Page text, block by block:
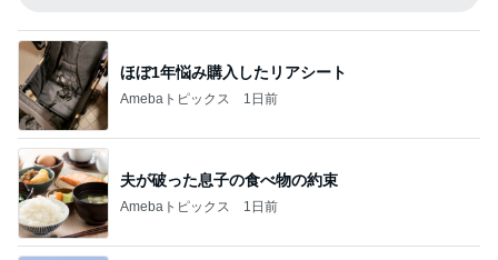
ほぼ1年悩み購入したリアシート
Amebaトピックス 1日前
夫が破った息子の食べ物の約束
Amebaトピックス 1日前